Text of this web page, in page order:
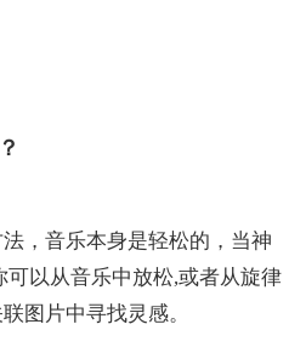
，音乐本身是轻松的，当神
以从音乐中放松,或者从旋律
图片中寻找灵感。